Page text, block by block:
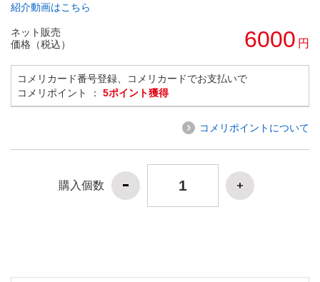
紹介動画はこちら
ネット販売
価格（税込）
6000 円
コメリカード番号登録、コメリカードでお支払いで
コメリポイント ： 5ポイント獲得
コメリポイントについて
購入個数